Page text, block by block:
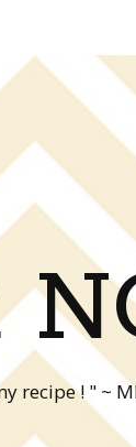
recipe ! " ~